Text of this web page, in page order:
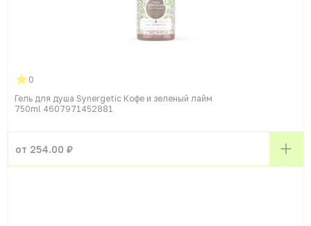
0
Гель для душа Synergetic Кофе и зеленый лайм
750ml 4607971452881
от 254.00 ₽